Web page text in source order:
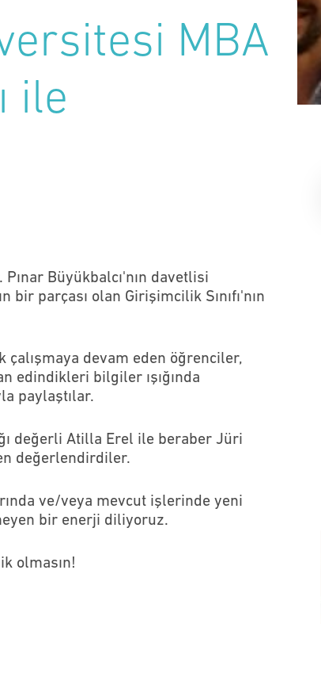
MBA
ile
Büyükbalcı'nın davetlisi
bir parçası olan Girişimcilik Sınıfı'nın
çalışmaya devam eden öğrenciler,
edindikleri bilgiler ışığında
paylaştılar.
değerli Atilla Erel ile beraber Jüri
değerlendirdiler.
ve/veya mevcut işlerinde yeni
bir enerji diliyoruz.
olmasın!